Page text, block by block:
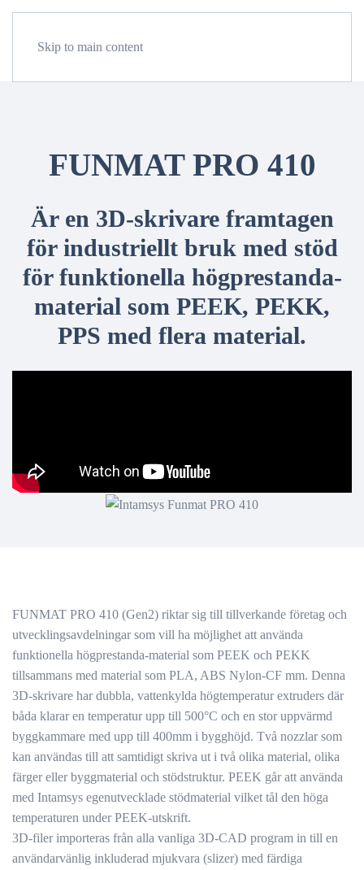
Skip to main content
FUNMAT PRO 410
Är en 3D-skrivare framtagen
för industriellt bruk med stöd
för funktionella högprestanda-
material som PEEK, PEKK,
PPS med flera material.
FUNMAT PRO 410 (Gen2) riktar sig till tillverkande företag och
utvecklingsavdelningar som vill ha möjlighet att använda
funktionella högprestanda-material som PEEK och PEKK
tillsammans med material som PLA, ABS Nylon-CF mm. Denna
3D-skrivare har dubbla, vattenkylda högtemperatur extruders där
båda klarar en temperatur upp till 500°C och en stor uppvärmd
byggkammare med upp till 400mm i bygghöjd. Två nozzlar som
kan användas till att samtidigt skriva ut i två olika material, olika
färger eller byggmaterial och stödstruktur. PEEK går att använda
med Intamsys egenutvecklade stödmaterial vilket tål den höga
temperaturen under PEEK-utskrift.
3D-filer importeras från alla vanliga 3D-CAD program in till en
användarvänlig inkluderad mjukvara (slizer) med färdiga